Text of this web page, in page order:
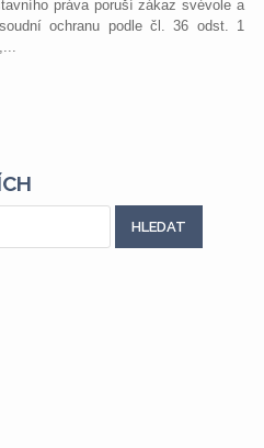
práva poruší zákaz svévole a
ochranu podle čl. 36 odst. 1